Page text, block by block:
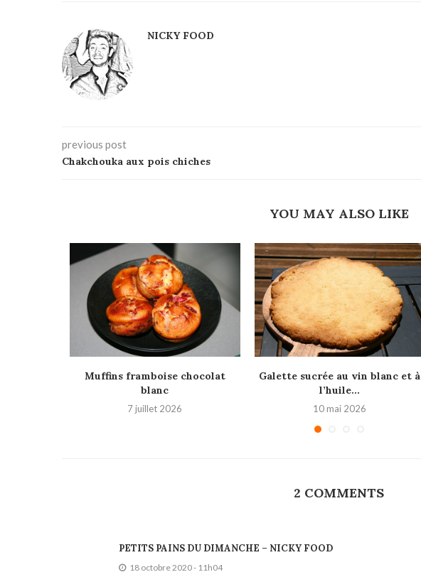
NICKY FOOD
previous post
Chakchouka aux pois chiches
YOU MAY ALSO LIKE
Muffins framboise chocolat
blanc
7 juillet 2026
Galette sucrée au vin blanc et à
l’huile...
10 mai 2026
2 COMMENTS
PETITS PAINS DU DIMANCHE – NICKY FOOD
18 octobre 2020 - 11h04